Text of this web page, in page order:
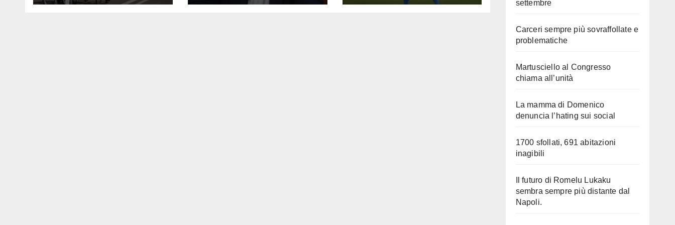
settembre
Carceri sempre più sovraffollate e
problematiche
Martusciello al Congresso
chiama all’unità
La mamma di Domenico
denuncia l’hating sui social
1700 sfollati, 691 abitazioni
inagibili
Il futuro di Romelu Lukaku
sembra sempre più distante dal
Napoli.